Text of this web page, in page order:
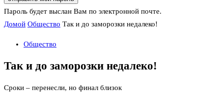
Пароль будет выслан Вам по электронной почте.
Домой Общество Так и до заморозки недалеко!
Общество
Так и до заморозки недалеко!
Сроки – перенесли, но финал близок